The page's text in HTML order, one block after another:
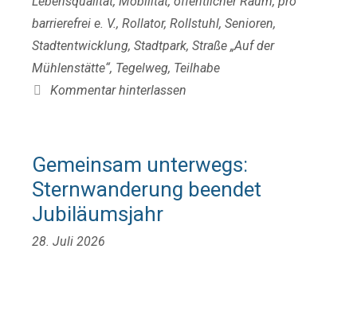
barrierefrei e. V., Rollator, Rollstuhl, Senioren,
Stadtentwicklung, Stadtpark, Straße „Auf der
Mühlenstätte“, Tegelweg, Teilhabe
Kommentar hinterlassen
Gemeinsam unterwegs:
Sternwanderung beendet
Jubiläumsjahr
28. Juli 2026